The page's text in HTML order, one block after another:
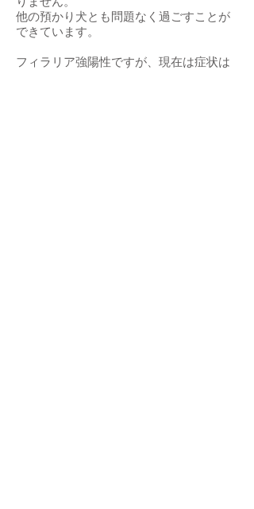
他の預かり犬とも問題なく過ごすことが
できています。
フィラリア強陽性ですが、現在は症状は